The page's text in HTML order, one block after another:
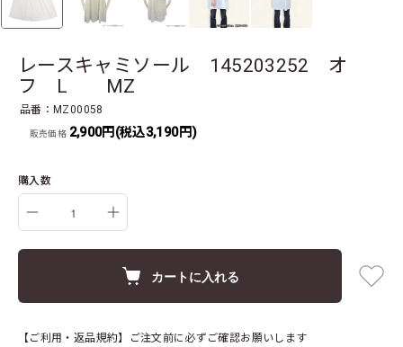
レースキャミソール 145203252 オ
フ L MZ
品番：MZ00058
販売価格 2,900円(税込3,190円)
購入数
カートに入れる
【ご利用・返品規約】ご注文前に必ずご確認お願いします